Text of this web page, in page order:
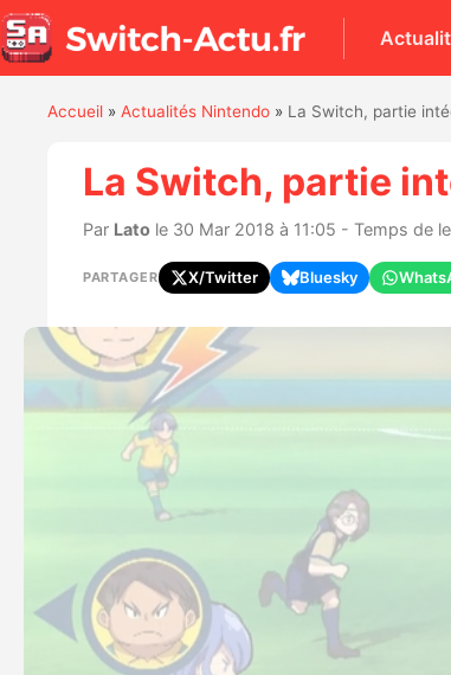
Accueil» Actualités Nintendo» La Switch, partie
La Switch, partie
Par Latole 30 Mar 2018 à 11:05 - Temps de
PARTAGER X/Twitter Bluesky